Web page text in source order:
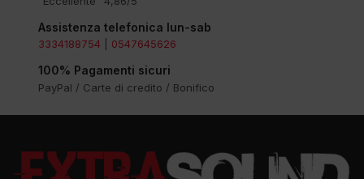
Assistenza telefonica lun-sab
3334188754 0547645626
100% Pagamenti sicuri
PayPal / Carte di credito / Bonifico